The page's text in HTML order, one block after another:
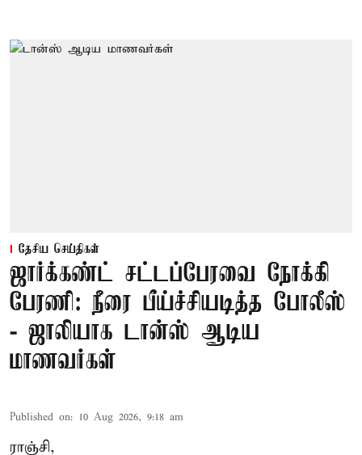
தேசிய செய்திகள்
ஜார்க்கண்ட் சட்டப்பேரவை நோக்கி
பேரணி: நீரை பீய்ச்சியடித்த போலீஸ்
- ஜாலியாக டான்ஸ் ஆடிய
மாணவர்கள்
Published on: 10 Aug 2026, 9:18 am
ராஞ்சி,